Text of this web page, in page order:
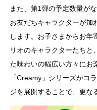
また、第1弾の予定数量が
お友だちキャラクターが加
します。お子さまからお年
リオのキャラクターたちと
た味わいの幅広い方々にお
「Creamy」シリーズがコ
ジを展開することで、更な